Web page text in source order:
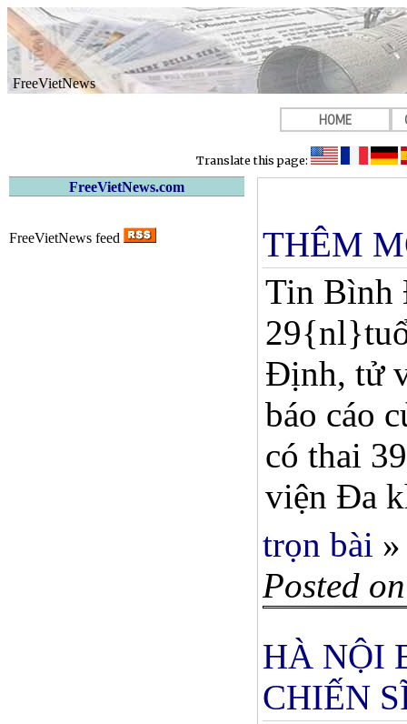
FreeVietNews
HOME
Translate this page:
FreeVietNews.com
FreeVietNews feed
THÊM
Tin Bình
Định, tử
báo cáo
có thai
viện Đa
trọn bài »
Posted
HÀ NỘI
CHIẾN